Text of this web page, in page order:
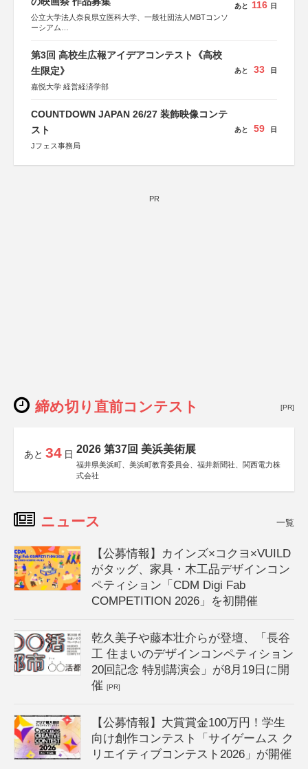
公立大学法人奈良県立医科大学、一般社団法人MBTコンソ
ーシアム
協力：読売新聞社
後援：厚生労働省
文部科学省
日本経済団体連合会
「“よい仕事おこし”フェア」実行委員会
関西文化学術研究都市推進機構
東京難病団体連絡協議会
あと 116 日
第3回 高校生広報アイデアコンテスト《高校
生限定》
嘉悦大学 経営経済学部
あと 33 日
COUNTDOWN JAPAN 26/27 装飾映像コンテ
スト
Jフェス事務局
あと 59 日
PR
締め切り直前コンテスト [PR]
あと 34 日 2026 第37回 美浜美術展
福井県美浜町、美浜町教育委員会、福井新聞社、関西電力株
式会社
ニュース 一覧
【公募情報】カインズ×コクヨ×VUILD
がタッグ、家具・木工品デザインコン
ペティション「CDM Digi Fab
COMPETITION 2026」を初開催
乾久美子や藤本壮介らが登壇、「長谷
工 住まいのデザインコンペティション
20回記念 特別講演会」が8月19日に開
催[PR]
【公募情報】大賞賞金100万円！学生
向け創作コンテスト「サイゲームス ク
リエイティブコンテスト2026」が開催